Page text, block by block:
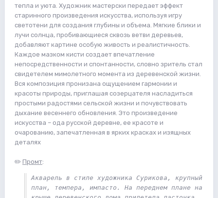
тепла и уюта. Художник мастерски передает эффект
старинного произведения искусства, используя игру
светотени для создания глубины и объема. Мягкие блики и
лучи солнца, пробивающиеся сквозь ветви деревьев,
добавляют картине особую живость и реалистичность.
Каждое мазком кисти создает впечатление
непосредственности и спонтанности, словно зритель стал
свидетелем мимолетного момента из деревенской жизни.
Вся композиция пронизана ощущением гармонии и
красоты природы, приглашая созерцателя насладиться
простыми радостями сельской жизни и почувствовать
дыхание весеннего обновления. Это произведение
искусства – ода русской деревне, ее красоте и
очарованию, запечатленная в ярких красках и изящных
деталях
✏️ Промт:
Акварель в стиле художника Сурикова, крупный
план, темпера, импасто. На переднем плане на